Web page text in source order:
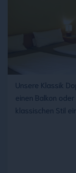
Unsere Klassik
einen Balkon
klassischen Stil